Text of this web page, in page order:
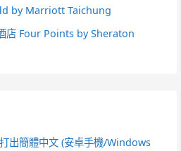
by Marriott Taichung
店 Four Points by Sheraton
出簡體中文 (安卓手機/Windows